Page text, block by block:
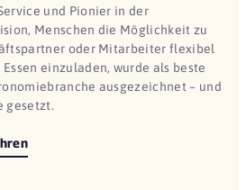
und Pionier in der
Menschen die Möglichkeit zu
oder Mitarbeiter flexibel
einzuladen, wurde als beste
ausgezeichnet – und
gesetzt.